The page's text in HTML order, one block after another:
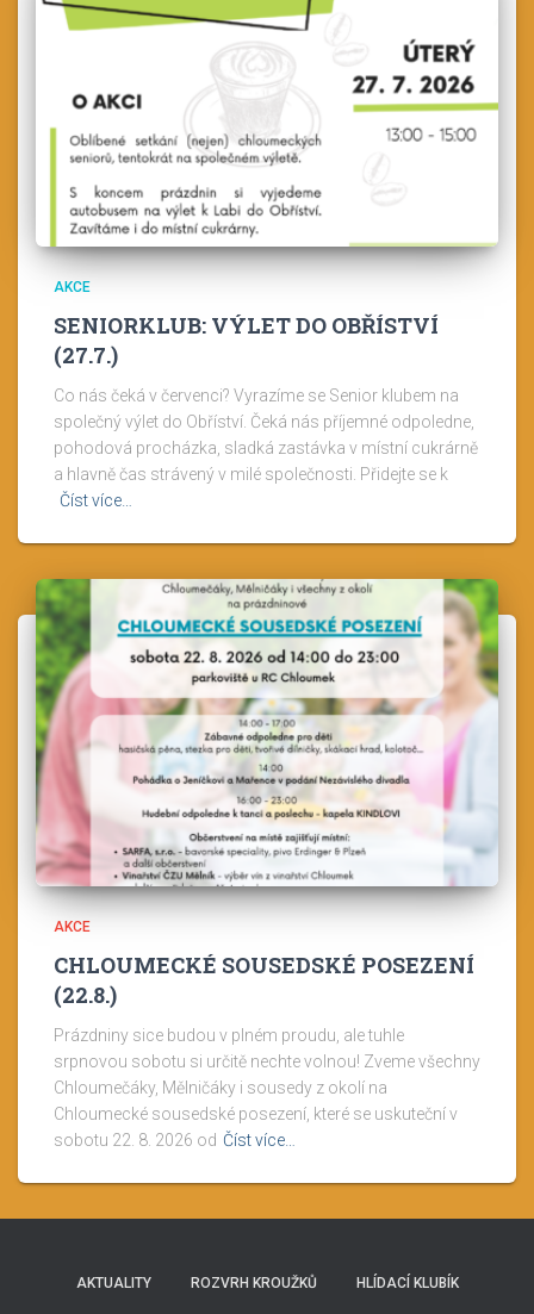
AKCE
SENIORKLUB: VÝLET DO OBŘÍSTVÍ
(27.7.)
Co nás čeká v červenci? Vyrazíme se Senior klubem na
společný výlet do Obříství. Čeká nás příjemné odpoledne,
pohodová procházka, sladká zastávka v místní cukrárně
a hlavně čas strávený v milé společnosti. Přidejte se k
Číst více…
AKCE
CHLOUMECKÉ SOUSEDSKÉ POSEZENÍ
(22.8.)
Prázdniny sice budou v plném proudu, ale tuhle
srpnovou sobotu si určitě nechte volnou! Zveme všechny
Chloumečáky, Mělničáky i sousedy z okolí na
Chloumecké sousedské posezení, které se uskuteční v
sobotu 22. 8. 2026 od Číst více…
AKTUALITY ROZVRH KROUŽKŮ HLÍDACÍ KLUBÍK